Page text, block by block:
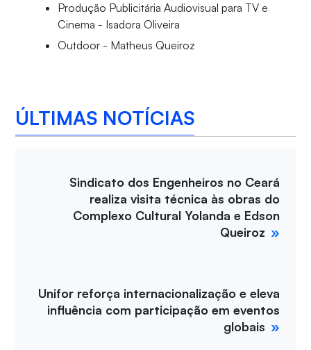
Produção Publicitária Audiovisual para TV e
Cinema - Isadora Oliveira
Outdoor - Matheus Queiroz
ÚLTIMAS NOTÍCIAS
Sindicato dos Engenheiros no Ceará
realiza visita técnica às obras do
Complexo Cultural Yolanda e Edson
Queiroz
Unifor reforça internacionalização e eleva
influência com participação em eventos
globais